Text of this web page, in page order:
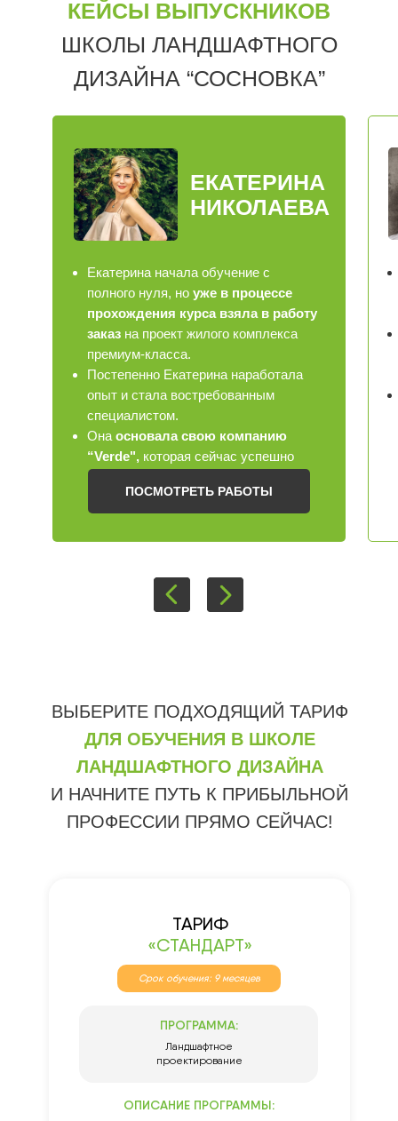
КЕЙСЫ ВЫПУСКНИКОВ
ШКОЛЫ ЛАНДШАФТНОГО
ДИЗАЙНА “СОСНОВКА”
ЕКАТЕРИНА
НИКОЛАЕВА
Екатерина начала обучение с
полного нуля, но уже в процессе
прохождения курса взяла в работу
заказ на проект жилого комплекса
премиум-класса.
Постепенно Екатерина наработала
опыт и стала востребованным
специалистом.
Она основала свою компанию
“Verde", которая сейчас успешно
работает и развивается.
ПОСМОТРЕТЬ РАБОТЫ
ВЫБЕРИТЕ ПОДХОДЯЩИЙ ТАРИФ
ДЛЯ ОБУЧЕНИЯ В ШКОЛЕ
ЛАНДШАФТНОГО ДИЗАЙНА
И НАЧНИТЕ ПУТЬ К ПРИБЫЛЬНОЙ
ПРОФЕССИИ ПРЯМО СЕЙЧАС!
ТАРИФ
«СТАНДАРТ»
Срок обучения: 9 месяцев
ПРОГРАММА:
Ландшафтное
проектирование
ОПИСАНИЕ ПРОГРАММЫ: